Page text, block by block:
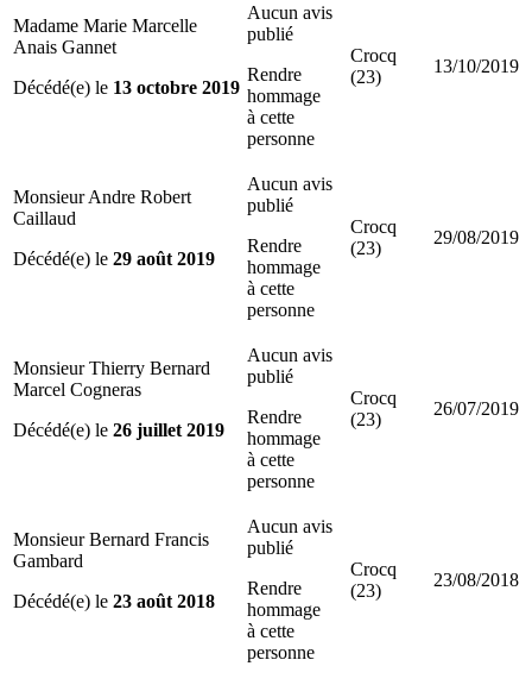
Madame Marie Marcelle
Anais Gannet
Décédé(e) le 13 octobre 2019
Aucun avis
publié
Rendre
hommage
à cette
personne
Crocq
(23)
13/10/2019
Monsieur Andre Robert
Caillaud
Décédé(e) le 29 août 2019
Aucun avis
publié
Rendre
hommage
à cette
personne
Crocq
(23)
29/08/2019
Monsieur Thierry Bernard
Marcel Cogneras
Décédé(e) le 26 juillet 2019
Aucun avis
publié
Rendre
hommage
à cette
personne
Crocq
(23)
26/07/2019
Monsieur Bernard Francis
Gambard
Décédé(e) le 23 août 2018
Aucun avis
publié
Rendre
hommage
à cette
personne
Crocq
(23)
23/08/2018